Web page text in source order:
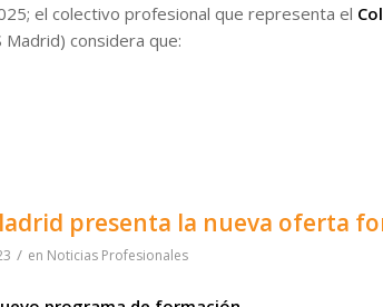
el colectivo profesional que representa el
Madrid) considera que:
presenta la nueva oferta
/ en Noticias Profesionales